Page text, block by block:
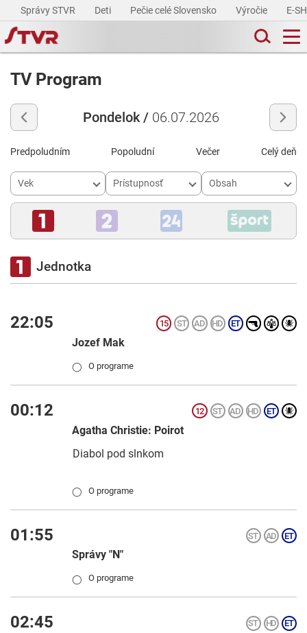
Správy STVR Deti Pečie celé Slovensko Výročie E-
TV Program
Pondelok / 06.07.2026
Predpoludním Popoludní Večer Celý deň
Vek Prístupnosť Obsah
Jednotka
22:05
Jozef Mak
◯ O programe
00:12
Agatha Christie: Poirot
Diabol pod slnkom
◯ O programe
01:55
Správy "N"
◯ O programe
02:45